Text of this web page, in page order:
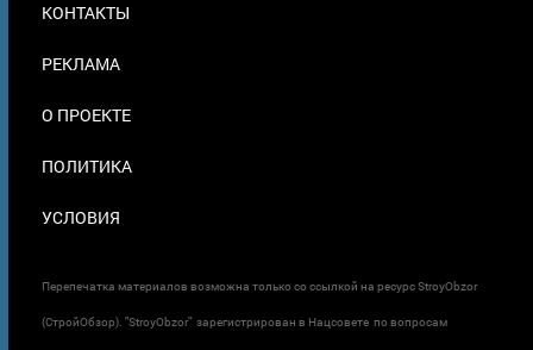
В
КОНТАКТЫ
РЕКЛАМА
О ПРОЕКТЕ
ПОЛИТИКА
УСЛОВИЯ
Перепечатка материалов возможна только со ссылкой на ресурс StroyObzor
(СтройОбзор). "StroyObzor" зарегистрирован в Нацсовете по вопросам